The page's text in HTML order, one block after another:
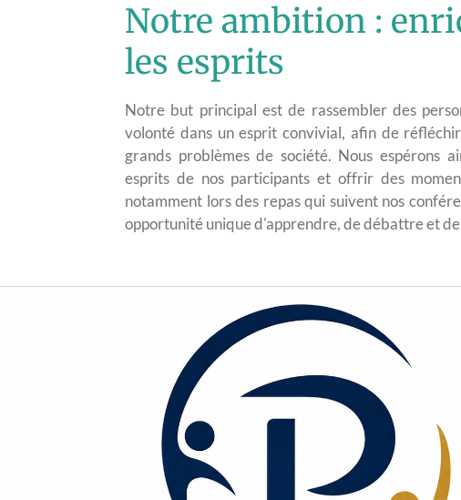
Notre ambition :
les esprits
Notre but principal est de rassembler des
volonté dans un esprit convivial, afin de
grands problèmes de société. Nous espérons
esprits de nos participants et offrir des
notamment lors des repas qui suivent nos
opportunité unique d'apprendre, de débattre et de